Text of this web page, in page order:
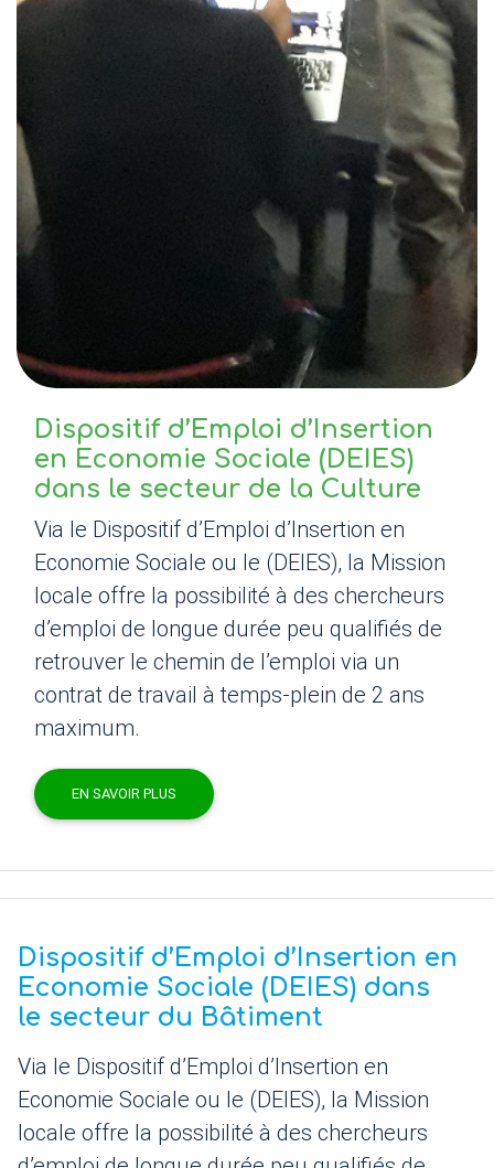
Dispositif d’Emploi d’Insertion
en Economie Sociale (DEIES)
dans le secteur de la Culture
Via le Dispositif d’Emploi d’Insertion en
Economie Sociale ou le (DEIES), la Mission
locale offre la possibilité à des chercheurs
d’emploi de longue durée peu qualifiés de
retrouver le chemin de l’emploi via un
contrat de travail à temps-plein de 2 ans
maximum.
EN SAVOIR PLUS
Dispositif d’Emploi d’Insertion en
Economie Sociale ( DEIES) dans
le secteur du Bâtiment
Via le Dispositif d’Emploi d’Insertion en
Economie Sociale ou le (DEIES), la Mission
locale offre la possibilité à des chercheurs